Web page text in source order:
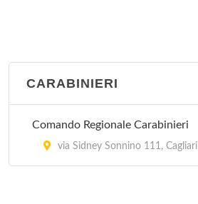
CARABINIERI
Comando Regionale Carabinieri
via Sidney Sonnino 111, Cagliari